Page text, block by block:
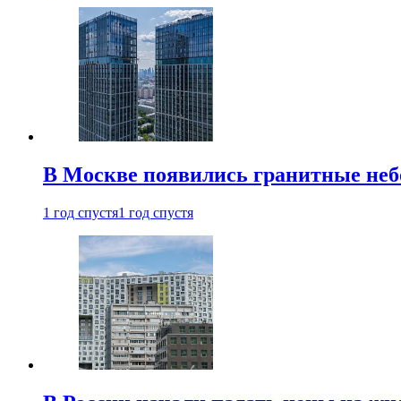
В Москве появились гранитные
1 год спустя1 год спустя